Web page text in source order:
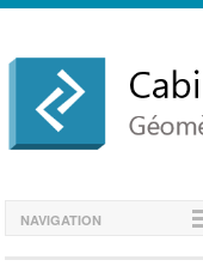
NAVIGATION